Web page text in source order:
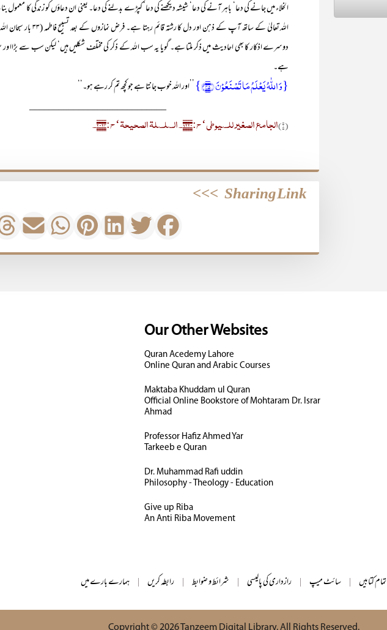
الخلاء میں جانے کی دعا‘ باہر آنے کی دعا‘ شیشہ دیکھنے کی دعا‘ کپڑے بدلنے کی دعا۔ یعنی ان دعاؤں کو زندگی کا معمول
دوسرے اذکار کا بھی احادیث میں ذکر ملتا ہے۔ گویا یہ سب اللہ کے ذکر کی مختلف شکلیں ہیں‘ لیکن سب سے بڑاا
ہے۔
{وَ اللّٰہُ یَعۡلَمُ مَا تَصۡنَعُوۡنَ ﴿۴۵﴾}
’’اور اللہ خوب جانتا ہے جو کچھ تم کر رہے ہو۔‘‘
____________________________
(۱) الجامع الصغیر للسیوطی‘ ح:۶۲۲۰۔ السلسلۃ الصحیحۃ‘ ح:۲۰۲۴۔
Sharing Link
>>>
Our Other Websites
Quran Acedemy Lahore
Online Quran and Arabic Courses
Maktaba Khuddam ul Quran
Official Online Bookstore of Mohtaram Dr. Israr
Ahmad
Professor Hafiz Ahmed Yar
Tarkeeb e Quran
Dr. Muhammad Rafi uddin
Philosophy - Theology - Education
Give up Riba
An Anti Riba Movement
ہمارے بارے میں | رابطہ کریں | شرائط و ضوابط | رازداری کی پالیسی | سائٹ میپ | تمام کتابیں
Copyright © 2026Tanzeem Digital Library. All Rights Reserved.